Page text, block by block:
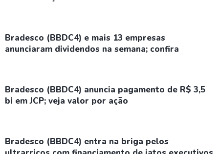
Bradesco (BBDC4) e mais 13 empresas
anunciaram dividendos na semana; confira
Bradesco (BBDC4) anuncia pagamento de R$ 3,5
bi em JCP; veja valor por ação
Bradesco (BBDC4) entra na briga pelos